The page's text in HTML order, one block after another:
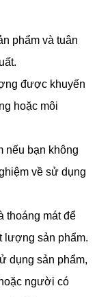
phẩm và tuân
được khuyến
hoặc môi
nếu bạn không
về sử dụng
thoáng mát để
lượng sản phẩm.
dụng sản phẩm,
người có